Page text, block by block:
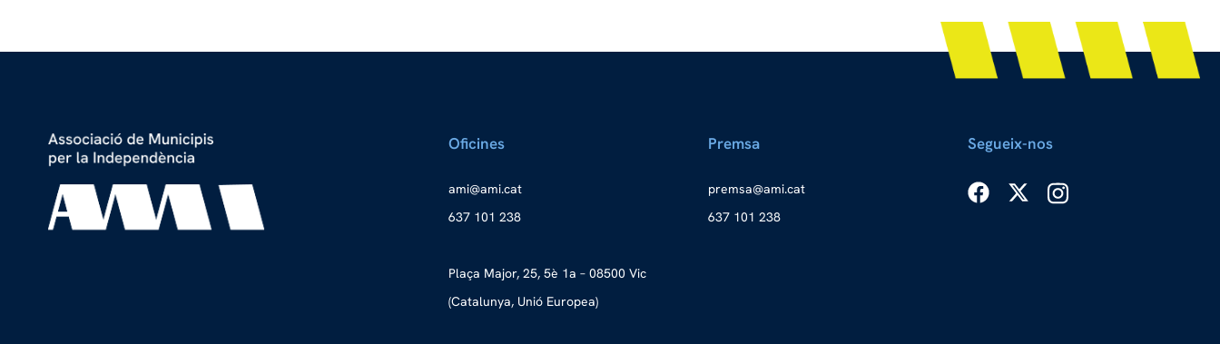
Oficines
tac.i
ma@im
a
637 101 238
Plaça Major, 25, 5è 1a – 08500 Vic
(Catalunya, Unió Europea)
Premsa
tac.i
ma@as
merp
637 101 238
Segueix-nos